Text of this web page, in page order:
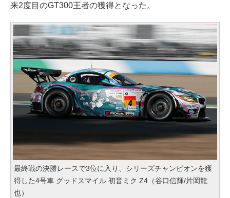
来2度目のGT300王者の獲得となった。
最終戦の決勝レースで3位に入り、シリーズチャンピオンを獲
得した4号車 グッドスマイル 初音ミク Z4（谷口信輝/片岡龍
也）